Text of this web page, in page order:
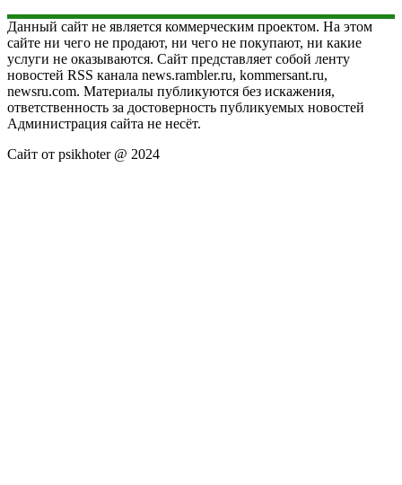
Данный сайт не является коммерческим проектом. На этом
сайте ни чего не продают, ни чего не покупают, ни какие
услуги не оказываются. Сайт представляет собой ленту
новостей RSS канала news.rambler.ru, kommersant.ru,
newsru.com. Материалы публикуются без искажения,
ответственность за достоверность публикуемых новостей
Администрация сайта не несёт.
Сайт от psikhoter @ 2024